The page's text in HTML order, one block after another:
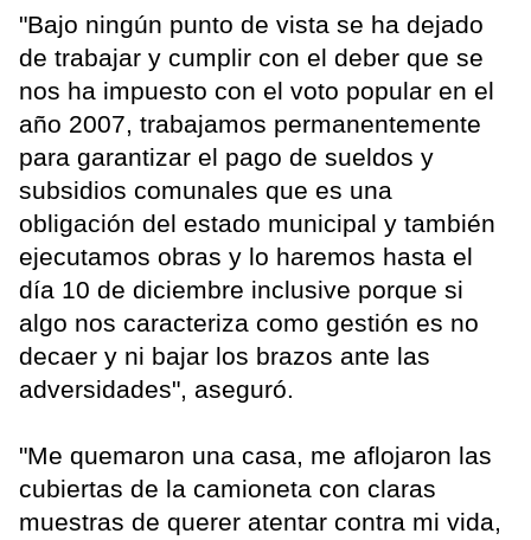
"Bajo ningún punto de vista se ha dejado
de trabajar y cumplir con el deber que se
nos ha impuesto con el voto popular en el
año 2007, trabajamos permanentemente
para garantizar el pago de sueldos y
subsidios comunales que es una
obligación del estado municipal y también
ejecutamos obras y lo haremos hasta el
día 10 de diciembre inclusive porque si
algo nos caracteriza como gestión es no
decaer y ni bajar los brazos ante las
adversidades", aseguró.
"Me quemaron una casa, me aflojaron las
cubiertas de la camioneta con claras
muestras de querer atentar contra mi vida,